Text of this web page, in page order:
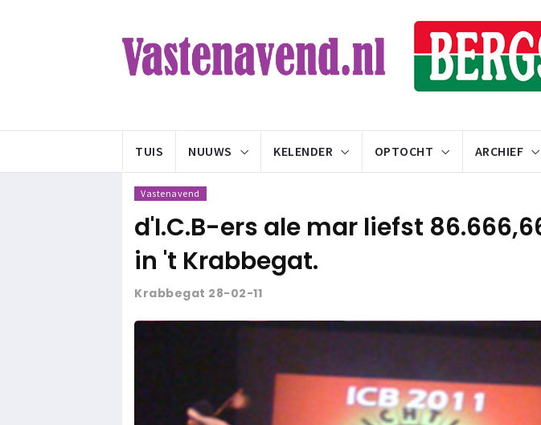
TUIS NUUWS KELENDER OPTOCHT ARCHIEF
Vastenavend
d'I.C.B-ers ale mar liefst
in 't Krabbegat.
Krabbegat 28-02-11